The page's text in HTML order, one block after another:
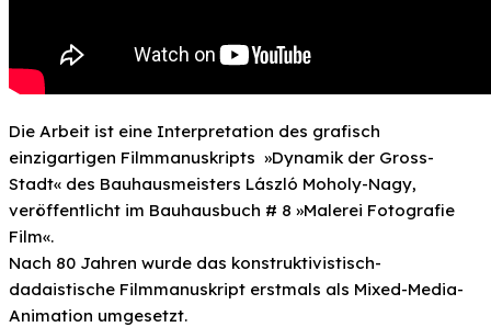
Die Arbeit ist eine Interpretation des grafisch
einzigartigen Filmmanuskripts »Dynamik der Gross-
Stadt« des Bauhausmeisters László Moholy-Nagy,
veröffentlicht im Bauhausbuch # 8 »Malerei Fotografie
Film«.
Nach 80 Jahren wurde das konstruktivistisch-
dadaistische Filmmanuskript erstmals als Mixed-Media-
Animation umgesetzt.